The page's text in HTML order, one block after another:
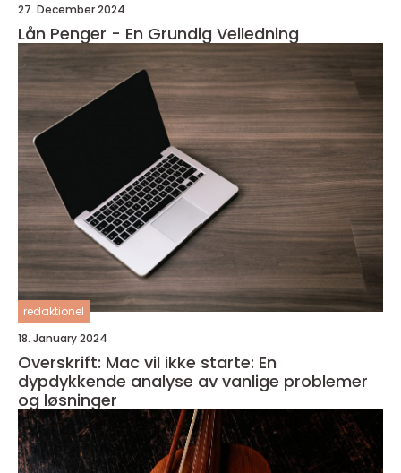
27. December 2024
Lån Penger - En Grundig Veiledning
redaktionel
18. January 2024
Overskrift: Mac vil ikke starte: En
dypdykkende analyse av vanlige problemer
og løsninger